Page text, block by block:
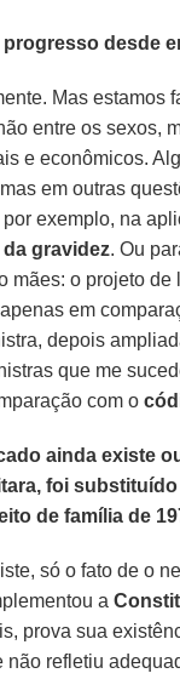
progresso desde
Mas estamos
entre os sexos,
e econômicos.
em outras
exemplo, na
gravidez. Ou
mães: o projeto de
em
depois
que me
com o
ainda existe
foi
de família de
só o fato de o
a
prova sua
não refletiu